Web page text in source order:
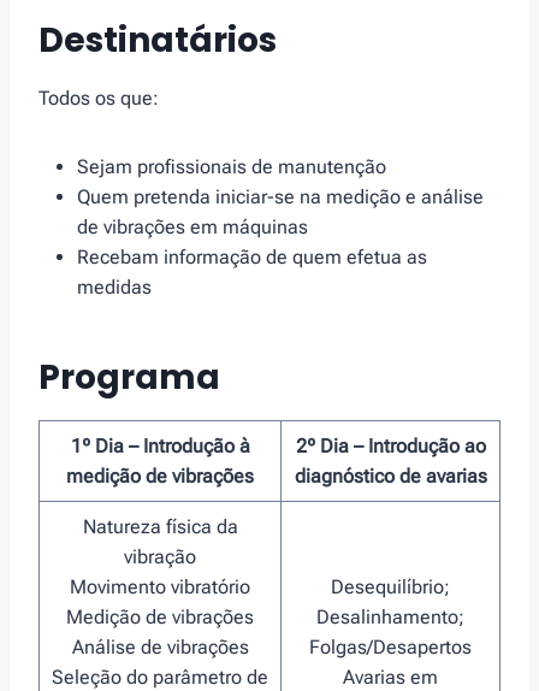
Destinatários
Todos os que:
Sejam profissionais de manutenção
Quem pretenda iniciar-se na medição e análise
de vibrações em máquinas
Recebam informação de quem efetua as
medidas
Programa
1º Dia – Introdução à
medição de vibrações
2º Dia – Introdução ao
diagnóstico de avarias
Natureza física da
vibração
Movimento vibratório
Medição de vibrações
Análise de vibrações
Seleção do parâmetro de
Desequilíbrio;
Desalinhamento;
Folgas/Desapertos
Avarias em